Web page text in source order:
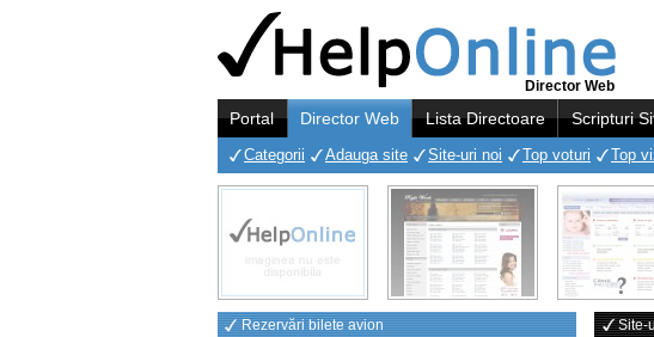
Director Web
Portal Director Web Lista Directoare Scripturi
Categorii Adauga site Site-uri noi Top voturi Top
Rezervări bilete avion
Site-